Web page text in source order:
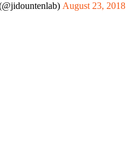
August 23, 2018